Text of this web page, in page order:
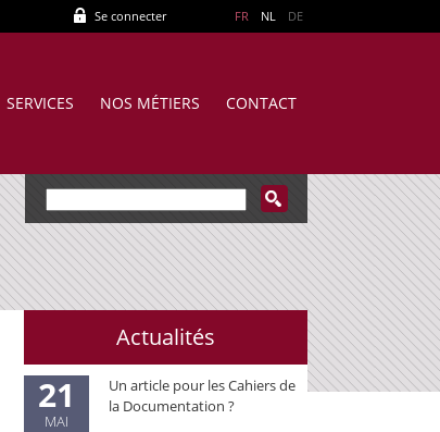
Se connecter FR NL DE
SERVICES NOS MÉTIERS CONTACT
Actualités
21
MAI
Un article pour les Cahiers de
la Documentation ?